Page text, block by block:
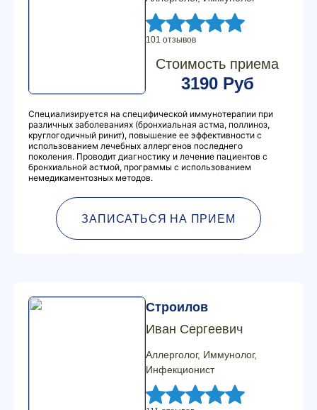
101 отзывов
Стоимость приема
3190 Руб
Специализируется на специфической иммунотерапии при
различных заболеваниях (бронхиальная астма, поллиноз,
круглогодичный ринит), повышение ее эффективности с
использованием лечебных аллергенов последнего
поколения. Проводит диагностику и лечение пациентов с
бронхиальной астмой, программы с использованием
немедикаментозных методов.
ЗАПИСАТЬСЯ НА ПРИЕМ
Строилов
Иван Сергеевич
Аллерголог, Иммунолог,
Инфекционист